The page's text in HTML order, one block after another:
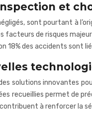
et
sont pourtant à
facteurs de risques
18% des accidents sont
solutions innovantes
recueillies permet de
à renforcer la